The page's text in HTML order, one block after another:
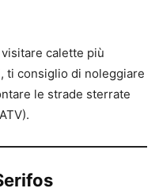
calette più
ti consiglio di noleggiare
le strade sterrate